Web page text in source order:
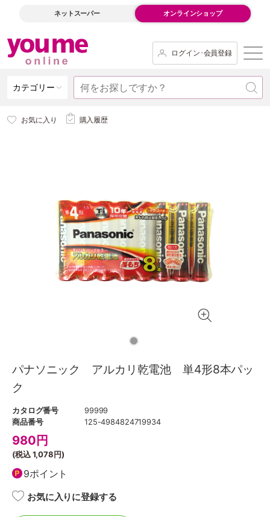
ネットスーパー オンラインショップ
ログイン･会員登録
カテゴリー
お気に入り 購入履歴
パナソニック アルカリ乾電池 単4形8本パッ
ク
カタログ番号
99999
商品番号
125-4984824719934
980 円
(税込1,078円)
9ポイント
お気に入りに登録する